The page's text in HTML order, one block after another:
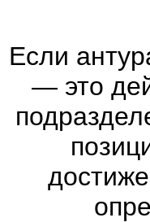
Если
—это